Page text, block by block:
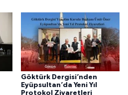
Göktürk Dergisi’nden
Eyüpsultan’da Yeni Yıl
Protokol Ziyaretleri